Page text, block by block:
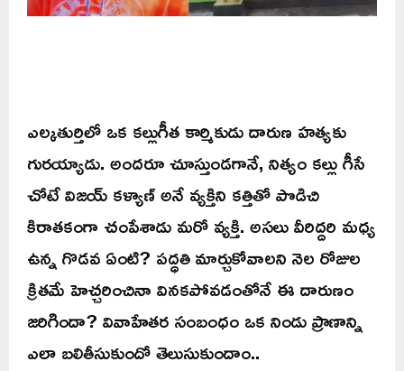
ఎల్కతుర్తిలో ఒక కల్లుగీత కార్మికుడు దారుణ హత్యకు
గురయ్యాడు. అందరూ చూస్తుండగానే, నిత్యం కల్లు గీసే
చోటే విజయ్ కళ్యాణ్ అనే వ్యక్తిని కత్తితో పొడిచి
కిరాతకంగా చంపేశాడు మరో వ్యక్తి. అసలు వీరిద్దరి మధ్య
ఉన్న గొడవ ఏంటి? పద్ధతి మార్చుకోవాలని నెల రోజుల
క్రితమే హెచ్చరించినా వినకపోవడంతోనే ఈ దారుణం
జరిగిందా? వివాహేతర సంబంధం ఒక నిండు ప్రాణాన్ని
ఎలా బలితీసుకుందో తెలుసుకుందాం..